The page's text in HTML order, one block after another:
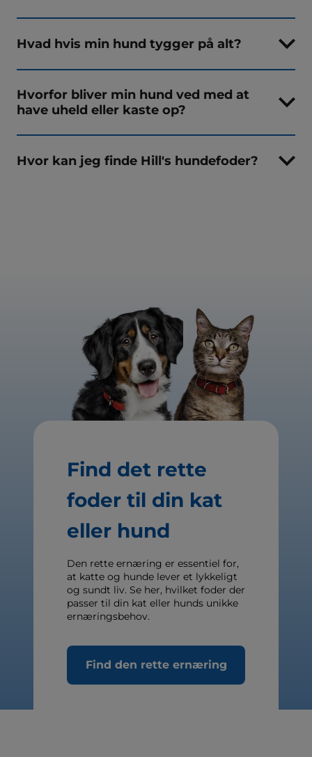
Hvad hvis min hund tygger på alt?
Hvorfor bliver min hund ved med at
have uheld eller kaste op?
Hvor kan jeg finde Hill's hundefoder?
Find det rette
foder til din kat
eller hund
Den rette ernæring er essentiel for,
at katte og hunde lever et lykkeligt
og sundt liv. Se her, hvilket foder der
passer til din kat eller hunds unikke
ernæringsbehov.
Find den rette ernæring